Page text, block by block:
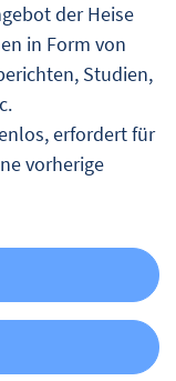
der Heise
in Form von
Studien,
erfordert für
vorherige